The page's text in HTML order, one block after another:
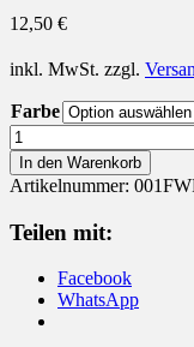
12,50 €
inkl. MwSt. zzgl.
Farbe
Fake
Ohrstecker
Holz
Blume
Menge
In den Warenkorb
Artikelnummer:
Teilen mit:
Facebook
WhatsApp